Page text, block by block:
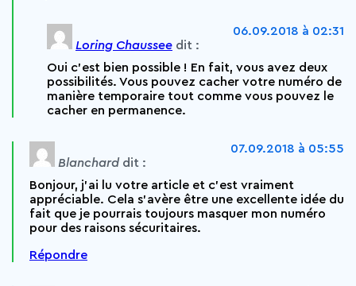
Loring Chaussee dit :
06.09.2018 à 02:31
Oui c’est bien possible ! En fait, vous avez deux
possibilités. Vous pouvez cacher votre numéro de
manière temporaire tout comme vous pouvez le
cacher en permanence.
Blanchard dit :
07.09.2018 à 05:55
Bonjour, j’ai lu votre article et c’est vraiment
appréciable. Cela s’avère être une excellente idée du
fait que je pourrais toujours masquer mon numéro
pour des raisons sécuritaires.
Répondre